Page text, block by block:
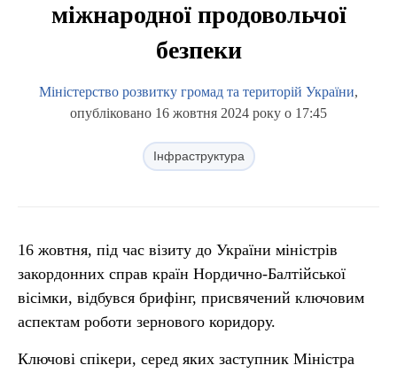
міжнародної продовольчої
безпеки
Міністерство розвитку громад та територій України,
опубліковано 16 жовтня 2024 року о 17:45
Інфраструктура
16 жовтня, під час візиту до України міністрів
закордонних справ країн Нордично-Балтійської
вісімки, відбувся брифінг, присвячений ключовим
аспектам роботи зернового коридору.
Ключові спікери, серед яких заступник Міністра